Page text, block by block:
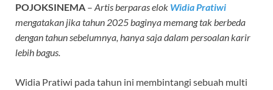
a
t
s
p
c
e
o
a
i
a
r
POJOKSINEMA – Artis berparas elok Widia Pratiwi
mengatakan jika tahun 2025 baginya memang tak berbeda
dengan tahun sebelumnya, hanya saja dalam persoalan karir
lebih bagus.
Widia Pratiwi pada tahun ini membintangi sebuah multi